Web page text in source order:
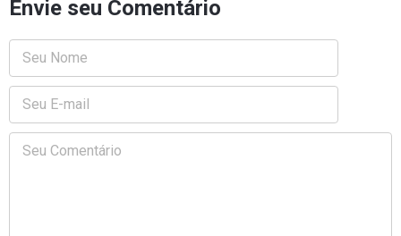
Envie seu Comentário